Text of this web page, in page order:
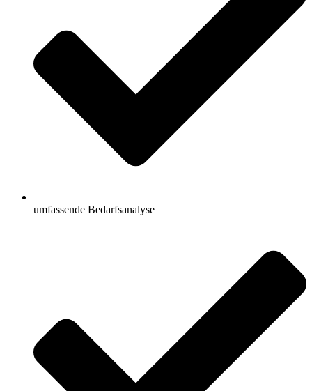
umfassende Bedarfsanalyse